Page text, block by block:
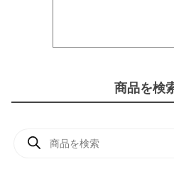
商品を検